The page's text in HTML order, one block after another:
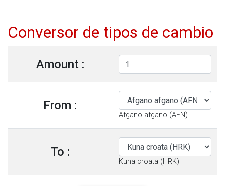
Conversor de tipos de cambio
Amount :
From :
Afgano afgano (AFN)
To :
Kuna croata (HRK)